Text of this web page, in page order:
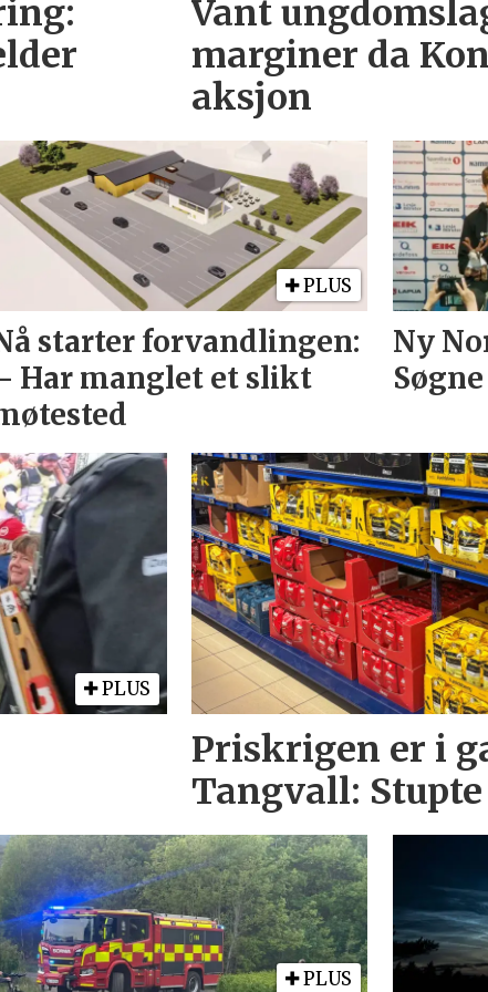
Vant
marginer da
aksjon
PLUS
starter forvandlingen:
Har manglet et slikt
Ny
Søgne
PLUS
Priskrigen er i
Tangvall:
PLUS